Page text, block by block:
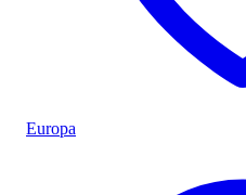
Europa